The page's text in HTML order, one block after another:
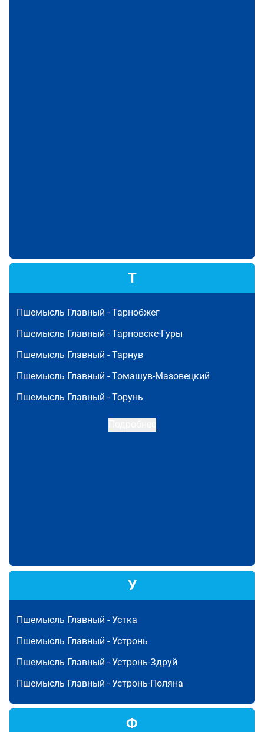
Т
Пшемысль Главный -Тарнобжег
Пшемысль Главный -Тарновске-Гуры
Пшемысль Главный -Тарнув
Пшемысль Главный -Томашув-Мазовецкий
Пшемысль Главный -Торунь
У
Пшемысль Главный -Устка
Пшемысль Главный -Устронь
Пшемысль Главный -Устронь-Здруй
Пшемысль Главный -Устронь-Поляна
Ф